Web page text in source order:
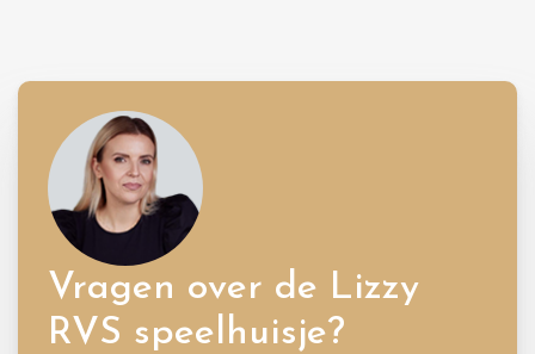
Vragen over de Lizzy
RVS speelhuisje?